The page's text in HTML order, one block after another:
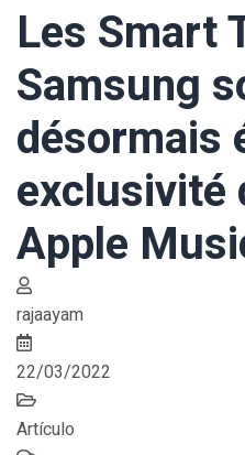
Les Smart
Samsung
désormais
exclusivité
Apple
rajaayam
22/03/2022
Artículo